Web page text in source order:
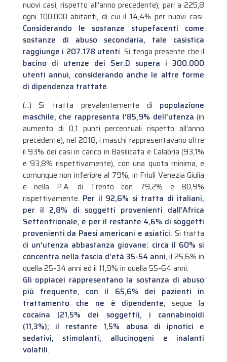
nuovi casi, rispetto all’anno precedente), pari a 225,8
ogni 100.000 abitanti, di cui il 14,4% per nuovi casi.
Considerando le sostanze stupefacenti come
sostanze di abuso secondaria, tale casistica
raggiunge i 207.178 utenti. Si tenga presente che il
bacino di utenze dei Ser.D supera i 300.000
utenti annui, considerando anche le altre forme
di dipendenza trattate.
(…) Si tratta prevalentemente di popolazione
maschile, che rappresenta l’85,9% dell’utenza (in
aumento di 0,1 punti percentuali rispetto all’anno
precedente); nel 2018, i maschi rappresentavano oltre
il 93% dei casi in carico in Basilicata e Calabria (93,1%
e 93,8% rispettivamente), con una quota minima, e
comunque non inferiore al 79%, in Friuli Venezia Giulia
e nella P.A. di Trento con 79,2% e 80,9%
rispettivamente. Per il 92,6% si tratta di italiani,
per il 2,8% di soggetti provenienti dall’Africa
Settentrionale, e per il restante 4,6% di soggetti
provenienti da Paesi americani e asiatici. Si tratta
di un’utenza abbastanza giovane: circa il 60% si
concentra nella fascia d’età 35-54 anni, il 25,6% in
quella 25-34 anni ed il 11,9% in quella 55-64 anni.
Gli oppiacei rappresentano la sostanza di abuso
più frequente, con il 65,6% dei pazienti in
trattamento che ne è dipendente; segue la
cocaina (21,5% dei soggetti), i cannabinoidi
(11,3%); il restante 1,5% abusa di ipnotici e
sedativi, stimolanti, allucinogeni e inalanti
volatili.